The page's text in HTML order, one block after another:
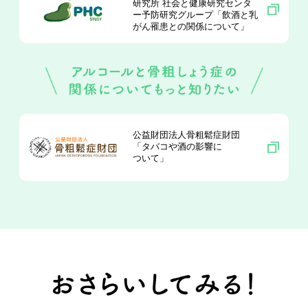
研究所 社会と健康研究センタ
ー予防研究グループ 「飲酒と乳
がん罹患との関係について」
公益財団法人骨粗鬆症財団
「タバコや酒の影響に
ついて」